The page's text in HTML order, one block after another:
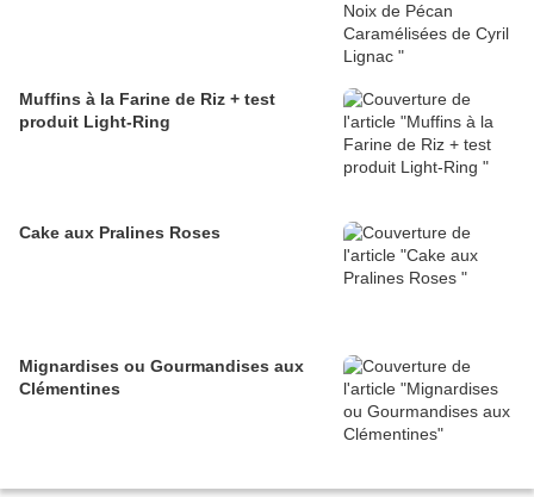
Muffins à la Farine de Riz + test
produit Light-Ring
Cake aux Pralines Roses
Mignardises ou Gourmandises aux
Clémentines